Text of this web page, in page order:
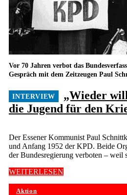
„Wieder
die Jugend für den
Vor 70 Jahren verbot das
Gespräch mit dem Zeitzeugen Paul
Der Essener Kommunist Paul
und Anfang 1952 der KPD. Beide
der Bundesregierung verboten – weil
WEITERLESEN
Aktion